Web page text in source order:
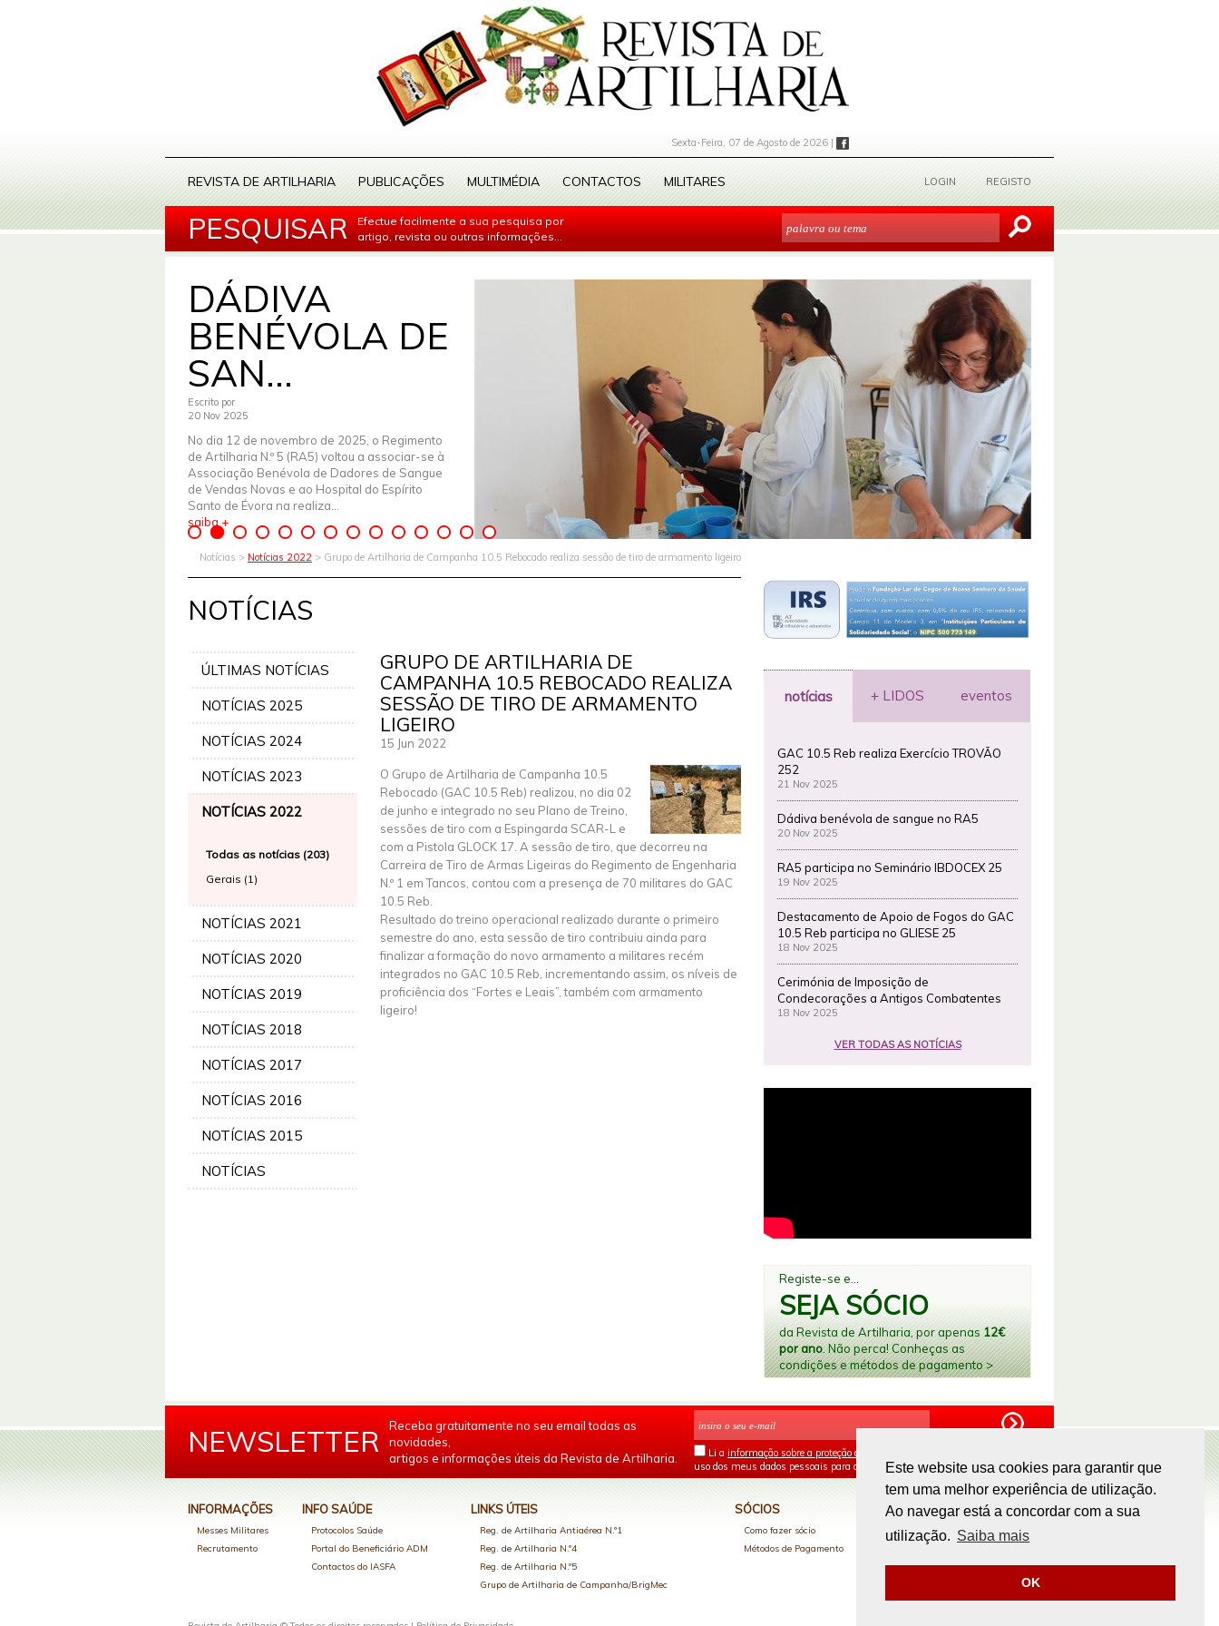
Este website usa cookies para garantir que
tem uma melhor experiência de utilização.
Ao navegar está a concordar com a sua
utilização. Saiba mais
OK
Sexta-Feira, 07 de Agosto de 2026 |
REVISTA DE ARTILHARIA PUBLICAÇÕES MULTIMÉDIA CONTACTOS MILITARES LOGIN REGISTO
PESQUISAR
Efectue facilmente a sua pesquisa por
artigo, revista ou outras informações...
DÁDIVA
BENÉVOLA DE
SAN...
Escrito por
20 Nov 2025
No dia 12 de novembro de 2025, o Regimento
de Artilharia N.º 5 (RA5) voltou a associar-se à
Associação Benévola de Dadores de Sangue
de Vendas Novas e ao Hospital do Espírito
Santo de Évora na realiza...
saiba +
Notícias > Notícias 2022 > Grupo de Artilharia de Campanha 10.5 Rebocado realiza sessão de tiro de armamento ligeiro
NOTÍCIAS
ÚLTIMAS NOTÍCIAS
NOTÍCIAS 2025
NOTÍCIAS 2024
NOTÍCIAS 2023
NOTÍCIAS 2022
Todas as notícias (203)
Gerais (1)
NOTÍCIAS 2021
NOTÍCIAS 2020
NOTÍCIAS 2019
NOTÍCIAS 2018
NOTÍCIAS 2017
NOTÍCIAS 2016
NOTÍCIAS 2015
NOTÍCIAS
GRUPO DE ARTILHARIA DE
CAMPANHA 10.5 REBOCADO REALIZA
SESSÃO DE TIRO DE ARMAMENTO
LIGEIRO
15 Jun 2022
O Grupo de Artilharia de Campanha 10.5
Rebocado (GAC 10.5 Reb) realizou, no dia 02
de junho e integrado no seu Plano de Treino,
sessões de tiro com a Espingarda SCAR-L e
com a Pistola GLOCK 17. A sessão de tiro, que decorreu na
Carreira de Tiro de Armas Ligeiras do Regimento de Engenharia
N.º 1 em Tancos, contou com a presença de 70 militares do GAC
10.5 Reb.
Resultado do treino operacional realizado durante o primeiro
semestre do ano, esta sessão de tiro contribuiu ainda para
finalizar a formação do novo armamento a militares recém
integrados no GAC 10.5 Reb, incrementando assim, os níveis de
proficiência dos “Fortes e Leais”, também com armamento
ligeiro!
notícias + LIDOS eventos
GAC 10.5 Reb realiza Exercício TROVÃO
252
21 Nov 2025
Dádiva benévola de sangue no RA5
20 Nov 2025
RA5 participa no Seminário IBDOCEX 25
19 Nov 2025
Destacamento de Apoio de Fogos do GAC
10.5 Reb participa no GLIESE 25
18 Nov 2025
Cerimónia de Imposição de
Condecorações a Antigos Combatentes
18 Nov 2025
VER TODAS AS NOTÍCIAS
Registe-se e...
SEJA SÓCIO
da Revista de Artilharia, por apenas 12€
por ano. Não perca! Conheças as
condições e métodos de pagamento >
NEWSLETTER
Receba gratuitamente no seu email todas as
novidades,
artigos e informações úteis da Revista de Artilharia.
Li a informação sobre a proteção de dados
uso dos meus dados pessoais para os fins mencionados.
INFORMAÇÕES
Messes Militares
Recrutamento
INFO SAÚDE
Protocolos Saúde
Portal do Beneficiário ADM
Contactos do IASFA
LINKS ÚTEIS
Reg. de Artilharia Antiaérea N.º1
Reg. de Artilharia N.º4
Reg. de Artilharia N.º5
Grupo de Artilharia de Campanha/BrigMec
SÓCIOS
Como fazer sócio
Métodos de Pagamento
PAGAMENTOS ONLINE